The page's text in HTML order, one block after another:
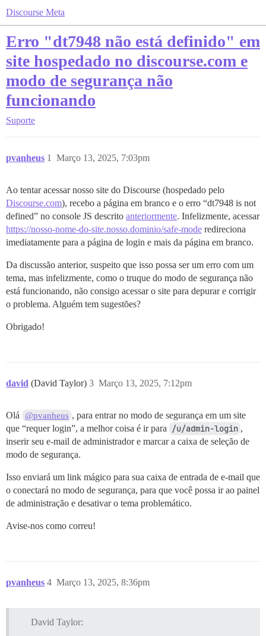
Discourse Meta
Erro "dt7948 não está definido" em
site hospedado no discourse.com e
modo de segurança não
funcionando
Suporte
pvanheus Março 13, 2025, 7:03pm
1
Ao tentar acessar nosso site do Discourse (hospedado pelo
Discourse.com), recebo a página em branco e o erro “dt7948 is not
defined” no console JS descrito anteriormente. Infelizmente, acessar
https://nosso-nome-do-site.nosso.dominio/safe-mode redireciona
imediatamente para a página de login e mais da página em branco.
Da discussão anterior, suspeito que isso possa ser um erro com um
tema, mas infelizmente, como o truque do modo de segurança não
está funcionando, não consigo acessar o site para depurar e corrigir
o problema. Alguém tem sugestões?
Obrigado!
david (David Taylor) Março 13, 2025, 7:12pm
3
Olá @pvanheus , para entrar no modo de segurança em um site
que “requer login”, a melhor coisa é ir para
/u/admin-login ,
inserir seu e-mail de administrador e marcar a caixa de seleção de
modo de segurança.
Isso enviará um link mágico para sua caixa de entrada de e-mail que
o conectará no modo de segurança, para que você possa ir ao painel
de administração e desativar o tema problemático.
Avise-nos como correu!
pvanheus Março 13, 2025, 8:36pm
4
David Taylor: